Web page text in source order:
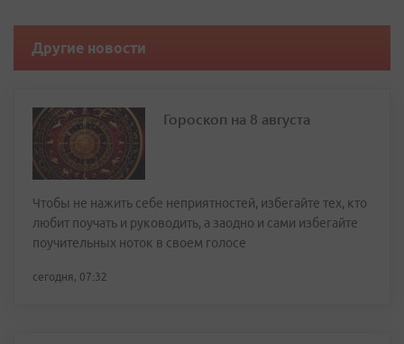
Другие новости
Гороскоп на 8 августа
Чтобы не нажить себе неприятностей, избегайте тех, кто
любит поучать и руководить, а заодно и сами избегайте
поучительных ноток в своем голосе
сегодня, 07:32